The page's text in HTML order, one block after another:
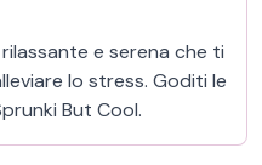
e serena che ti
lo stress. Goditi le
But Cool.